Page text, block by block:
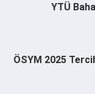
YTÜ
ÖSYM 2025